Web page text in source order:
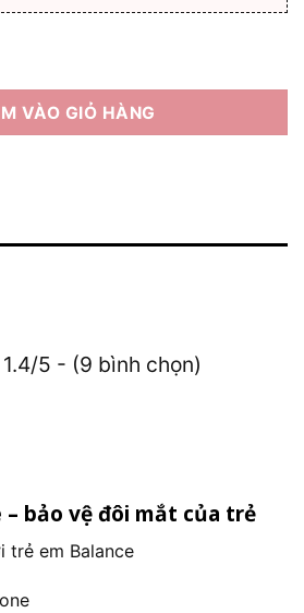
đôi mắt của trẻ số lượng
VÀO GIỎ HÀNG
1.4/5 - (9 bình chọn)
– bảo vệ đôi mắt của trẻ
trẻ em Balance